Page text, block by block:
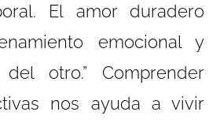
El amor duradero
emocional y
del otro.” Comprender
nos ayuda a vivir